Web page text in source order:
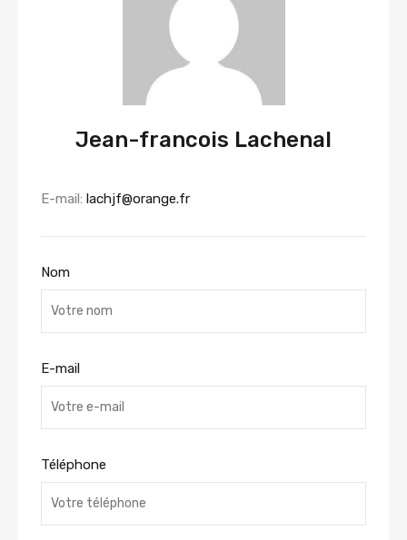
Jean-francois Lachenal
E-mail: lachjf@orange.fr
Nom
E-mail
Téléphone